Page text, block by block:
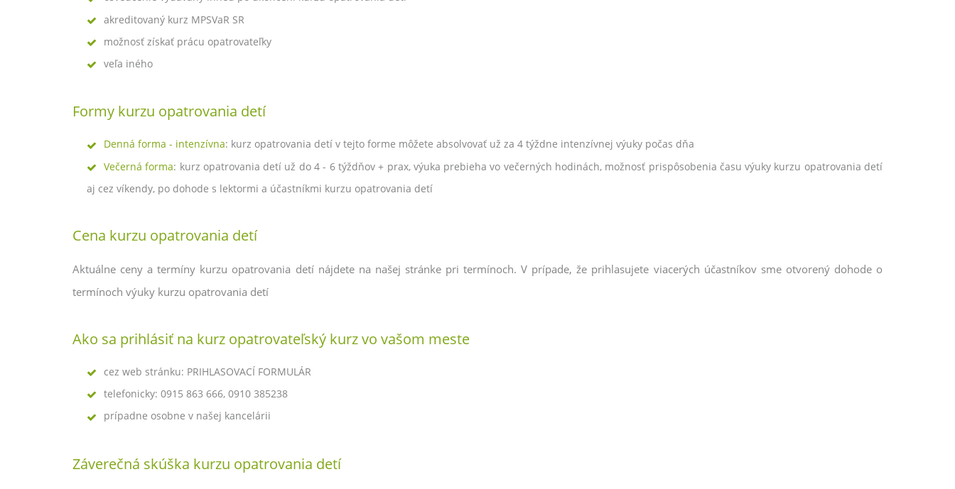
akreditovaný kurz MPSVaR SR
možnosť získať prácu opatrovateľky
veľa iného
Formy kurzu opatrovania detí
Denná forma - intenzívna: kurz opatrovania detí v tejto forme môžete absolvovať už za 4 týždne intenzívnej výuky počas dňa
Večerná forma: kurz opatrovania detí už do 4 - 6 týždňov + prax, výuka prebieha vo večerných hodinách, možnosť prispôsobenia času výuky kurzu opatrovania detí
aj cez víkendy, po dohode s lektormi a účastníkmi kurzu opatrovania detí
Cena kurzu opatrovania detí
Aktuálne ceny a termíny kurzu opatrovania detí nájdete na našej stránke pri termínoch. V prípade, že prihlasujete viacerých účastníkov sme otvorený dohode o
termínoch výuky kurzu opatrovania detí
Ako sa prihlásiť na kurz opatrovateľský kurz vo vašom meste
cez web stránku: PRIHLASOVACÍ FORMULÁR
telefonicky: 0915 863 666, 0910 385238
prípadne osobne v našej kancelárii
Záverečná skúška kurzu opatrovania detí